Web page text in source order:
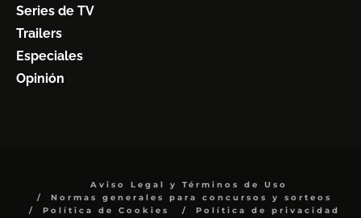
Series de TV
Trailers
Especiales
Opinión
Aviso Legal y Términos de Uso
Normas generales para concursos y sorteos
Política de Cookies
Política de privacidad